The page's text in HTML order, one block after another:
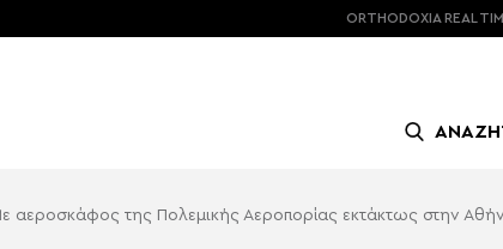
ORTHODOXIA REAL
αεροσκάφος της Πολεμικής Αεροπορίας εκτάκτως στην